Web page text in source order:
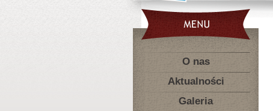
O nas
Aktualności
Galeria